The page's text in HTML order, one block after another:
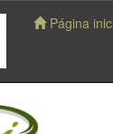
Página